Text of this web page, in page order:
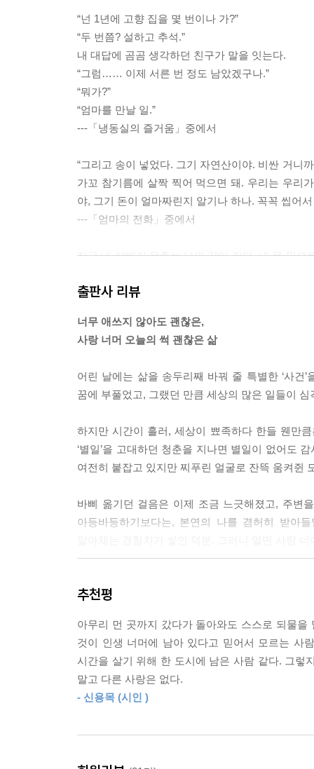
“넌 1년에 고향 집을 몇 번이나 가?”
“두 번쯤? 설하고 추석.”
내 대답에 곰곰 생각하던 친구가 말을 잇는다.
“그럼…… 이제 서른 번 정도 남았겠구나.”
“뭐가?”
“엄마를 만날 일.”
---「냉동실의 즐거움」중에서
“그리고 송이 넣었다. 그기 자연산이야. 비싼 거니
가꼬 참기름에 살짝 찍어 먹으면 돼. 우리는 우리
야, 그기 돈이 얼마짜린지 알기나 하나. 꼭꼭 씹어
---「엄마의 전화」중에서
지금 네 살배기 우주는 나와 같이 잔다. 내 목 밑
그것뿐일까. 서툰 엄마, 어디 하루 이틀 일일까.
“아빠, 왜 야트막한 바다를 돌면서 물고기들을 잡
“뎅구리!”
하지만 편집자는 고개를 설레설레 저었다. 뎅구리
된 애인과 마주 앉아 젓가락으로 집어 먹는 붕장
---「유년을 뒤적이다 」중에서
선도 무섭게 느껴졌다. 어느 술자리에선가 권여선
그날 나는 정신 나간 여자애처럼 짧은 스커트를
J마저 이사를 오던 날, 입주민센터 직원은 깜짝 놀
“정말 친구들끼리 여기에 모여 사는 거예요? 남편
“남편을 아직 못 찾아서요.”
J 역시 그런 대답을 잘도 했다.
---「이모들 」중에서
출판사 리뷰
너무 애쓰지 않아도 괜찮은,
사랑 너머 오늘의 썩 괜찮은 삶
어린 날에는 삶을 송두리째 바꿔 줄 특별한 ‘사건
꿈에 부풀었고, 그랬던 만큼 세상의 많은 일들이 심
하지만 시간이 흘러, 세상이 뾰족하다 한들 웬만
‘별일’을 고대하던 청춘을 지나면 별일이 없어도
여전히 붙잡고 있지만 찌푸린 얼굴로 잔뜩 움켜쥔
바삐 옮기던 걸음은 이제 조금 느긋해졌고, 주변
아등바등하기보다는, 본연의 나를 겸허히 받아
터지거나 코끝 찡해지고 마는 각종 에피소드들
꽉꽉 들어차 있다.
그야말로 좌충우돌에 소위 생활 밀착형 수다가
일상을 속닥이다 보면 완연한 행복이 손에 잡힌
살아갈 기운이 스리슬쩍 채워지는 것.
추천평
아무리 먼 곳까지 갔다가 돌아와도 스스로 되물
것이 인생 너머에 남아 있다고 믿어서 모르는 사
시간을 살기 위해 한 도시에 남은 사람 같다. 그렇
말고 다른 사랑은 없다.
- 신용목 (시인 )